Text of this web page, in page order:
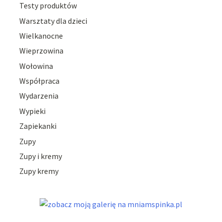
Testy produktów
Warsztaty dla dzieci
Wielkanocne
Wieprzowina
Wołowina
Współpraca
Wydarzenia
Wypieki
Zapiekanki
Zupy
Zupy i kremy
Zupy kremy